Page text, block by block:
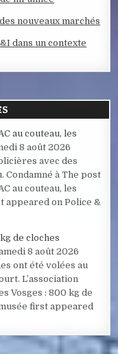
nouveaux marchés
dans un contexte
au couteau, les
8 août 2026
avec des
Condamné à The post
au couteau, les
appeared on Police &
de cloches
8 août 2026
ont été volées au
L’association
Vosges : 800 kg de
first appeared